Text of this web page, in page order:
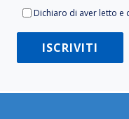
Dichiaro di aver letto e